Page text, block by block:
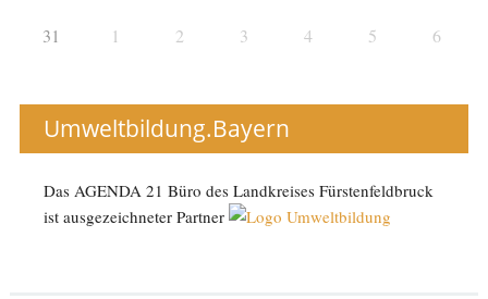
31 1 2 3 4 5 6
Umweltbildung.Bayern
Das AGENDA 21 Büro des Landkreises Fürstenfeldbruck
ist ausgezeichneter Partner